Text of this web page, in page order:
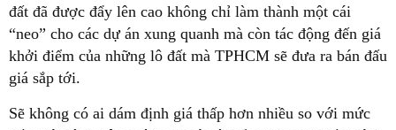
đất đã được đẩy lên cao không chỉ làm thành một cái
“neo” cho các dự án xung quanh mà còn tác động đến giá
khởi điểm của những lô đất mà TPHCM sẽ đưa ra bán đấu
giá sắp tới.
Sẽ không có ai dám định giá thấp hơn nhiều so với mức